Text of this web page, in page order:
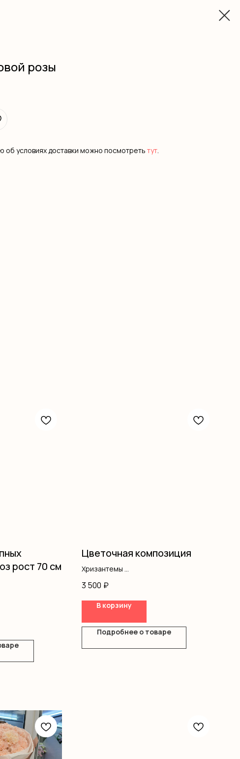
розы
об условиях доставки можно посмотреть тут
рост 70 см
Цветочная композиция
Хризантемы
Кустовая роза
Оазис
Сумочка
3 500 ₽
В корзину
Подробнее о товаре